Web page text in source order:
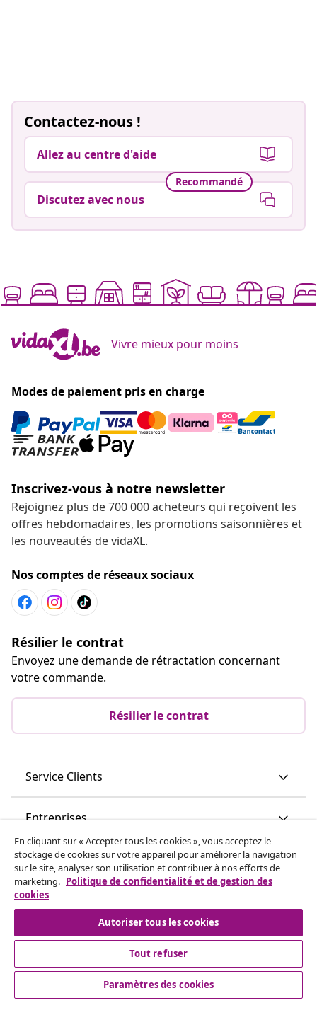
Contactez-nous !
Allez au centre d'aide
Recommandé
Discutez avec nous
Vivre mieux pour moins
Modes de paiement pris en charge
Inscrivez-vous à notre newsletter
Rejoignez plus de 700 000 acheteurs qui reçoivent les
offres hebdomadaires, les promotions saisonnières et
les nouveautés de vidaXL.
Nos comptes de réseaux sociaux
Résilier le contrat
Envoyez une demande de rétractation concernant
votre commande.
Résilier le contrat
Service Clients
Entreprises
vidaXL
Découvrez-en plus
En cliquant sur « Accepter tous les cookies », vous acceptez le
stockage de cookies sur votre appareil pour améliorer la navigation
sur le site, analyser son utilisation et contribuer à nos efforts de
marketing. Politique de confidentialité et de gestion des
cookies
Autoriser tous les cookies
Tout refuser
Paramètres des cookies